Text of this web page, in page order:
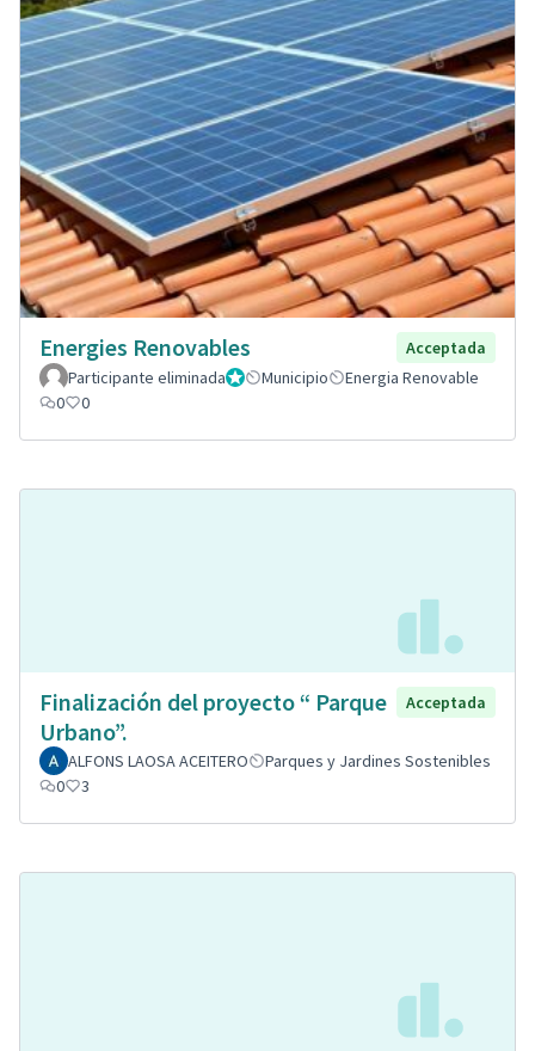
Energies Renovables
Acceptada
Participante eliminadaAdministrador
Municipio
Energia Renovable
0
0
Finalización del proyecto “ Parque
Urbano”.
Acceptada
ALFONS LAOSA ACEITERO
Parques y Jardines Sostenibles
0
3